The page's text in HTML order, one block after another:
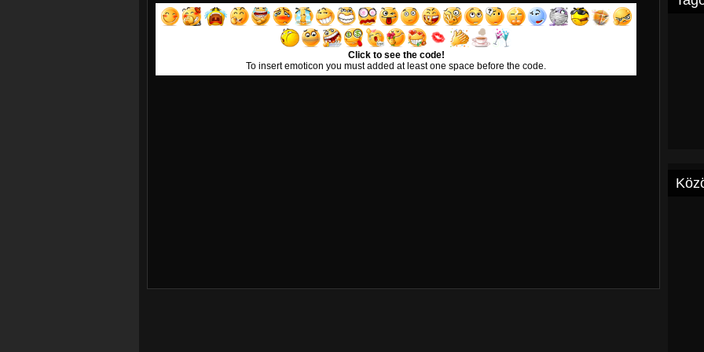
Click to see the code!
To insert emoticon you must added at least one space before the code.